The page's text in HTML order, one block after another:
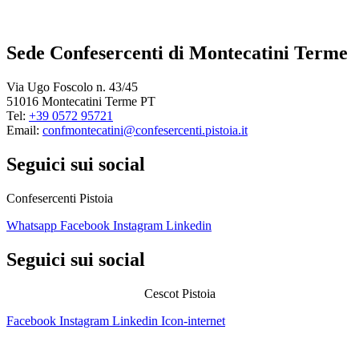
Sede Confesercenti di Montecatini Terme
Via Ugo Foscolo n. 43/45
51016 Montecatini Terme PT
Tel: +39 0572 95721
Email: confmontecatini@confesercenti.pistoia.it
Seguici sui social
Confesercenti Pistoia
Whatsapp Facebook Instagram Linkedin
Seguici sui social
Cescot Pistoia
Facebook Instagram Linkedin Icon-internet